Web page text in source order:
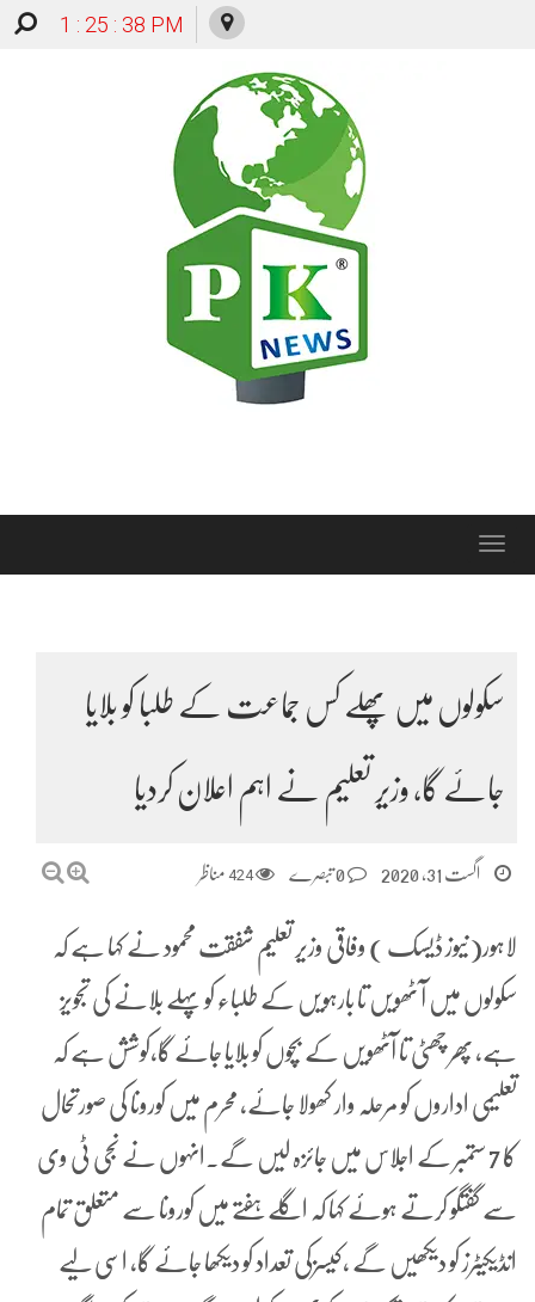
1 : 25 : 39 PM
Toggle
سکولوں میں پھلے کس جماعت کے طلبا کو بلایا
جائے گا، وزیر تعلیم نے اہم اعلان کردیا
اگست 31, 2020 424 مناظر
لاہور(نیوز ڈیسک ) وفاقی وزیر تعلیم شفقت محمود نے کہا ہے کہ
سکولوں میں آ ٹھویں تا بارہویں کے طلباء کو پہلے بلانے کی تجویز
ہے، پھر چھٹی تا آٹھویں کے بچوں کو بلایا جائے گا،کوشش ہے کہ
تعلیمی اداروں کو مرحلہ وار کھولا جائے، محرم میں کورونا کی صورتحال
کا 7 ستمبر کے اجلاس میں جائزہ لیں گے۔انہوں نے نجی ٹی وی
سے گفتگو کرتے ہوئے کہا کہ اگلے ہفتے میں کورونا سے متعلق تمام
انڈیکیٹرز کو دیکھیں گے ،کیسزکی تعداد کو دیکھا جائے گا، اسی لیے